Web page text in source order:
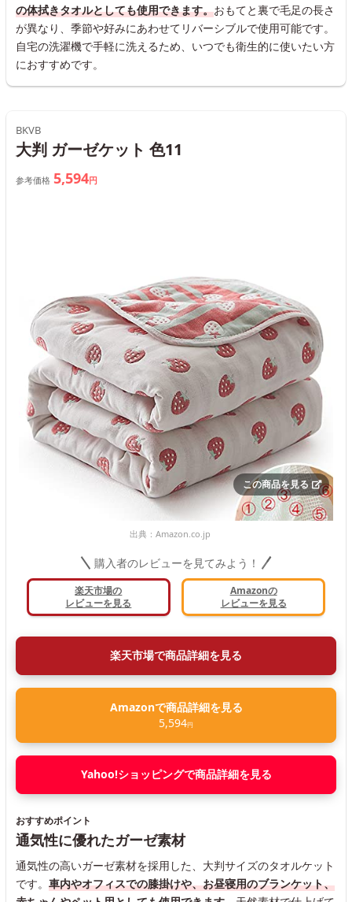
の体拭きタオルとしても使用できます。おもてと裏で毛足の長さ
が異なり、季節や好みにあわせてリバーシブルで使用可能です。
自宅の洗濯機で手軽に洗えるため、いつでも衛生的に使いたい方
におすすめです。
BKVB
大判 ガーゼケット 色11
参考価格 5,594円
この商品を見る
出典： Amazon.co.jp
購入者のレビューを見てみよう！
楽天市場の
レビューを見る
Amazonの
レビューを見る
楽天市場で商品詳細を見る
Amazonで商品詳細を見る
5,594円
Yahoo!ショッピングで商品詳細を見る
おすすめポイント
通気性に優れたガーゼ素材
通気性の高いガーゼ素材を採用した、大判サイズのタオルケット
です。 車内やオフィスでの膝掛けや、お昼寝用のブランケット、